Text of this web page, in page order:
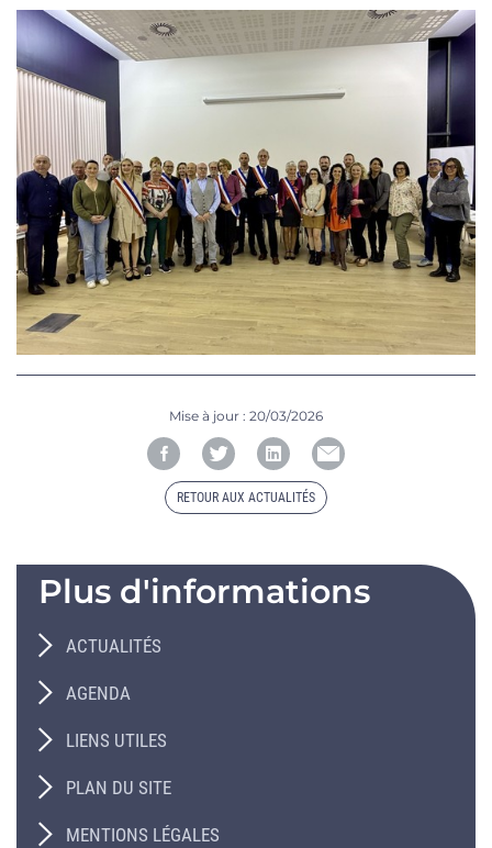
Mise à jour : 20/03/2026
RETOUR AUX ACTUALITÉS
Plus d'informations
ACTUALITÉS
AGENDA
LIENS UTILES
PLAN DU SITE
MENTIONS LÉGALES